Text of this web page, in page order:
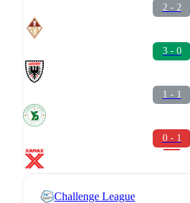
2 - 2
3 - 0
1 - 1
0 - 1
Challenge League